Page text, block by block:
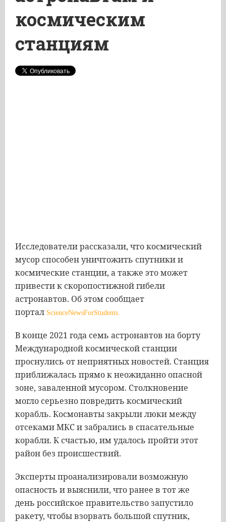
космическим
станциям
Исследователи рассказали, что космический
мусор способен уничтожить спутники и
космические станции, а также это может
привести к скоропостижной гибели
астронавтов. Об этом сообщает
портал ScienceNewsForStudents.
В конце 2021 года семь астронавтов на борту
Международной космической станции
проснулись от неприятных новостей. Станция
приближалась прямо к неожиданно опасной
зоне, заваленной мусором. Столкновение
могло серьезно повредить космический
корабль. Космонавты закрыли люки между
отсеками МКС и забрались в спасательные
корабли. К счастью, им удалось пройти этот
район без происшествий.
Эксперты проанализировали возможную
опасность и выяснили, что ранее в тот же
день российское правительство запустило
ракету, чтобы взорвать большой спутник,